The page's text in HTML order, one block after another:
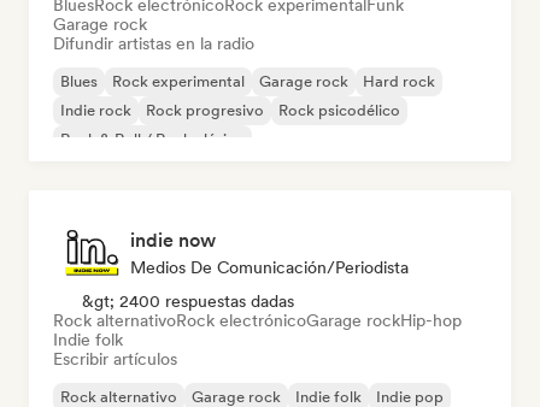
BluesRock electrónicoRock experimentalFunk
Garage rock
Difundir artistas en la radio
Blues Rock experimental Garage rock
Hard rock
Indie rock
Rock progresivo
Rock psicodélico
Rock & Roll / Rock clásico
indie now
Medios De Comunicación/Periodista
&gt; 2400 respuestas dadas
Rock alternativoRock electrónicoGarage rockHip-hop
Indie folk
Escribir artículos
Rock alternativo Garage rock Indie folk
Indie pop